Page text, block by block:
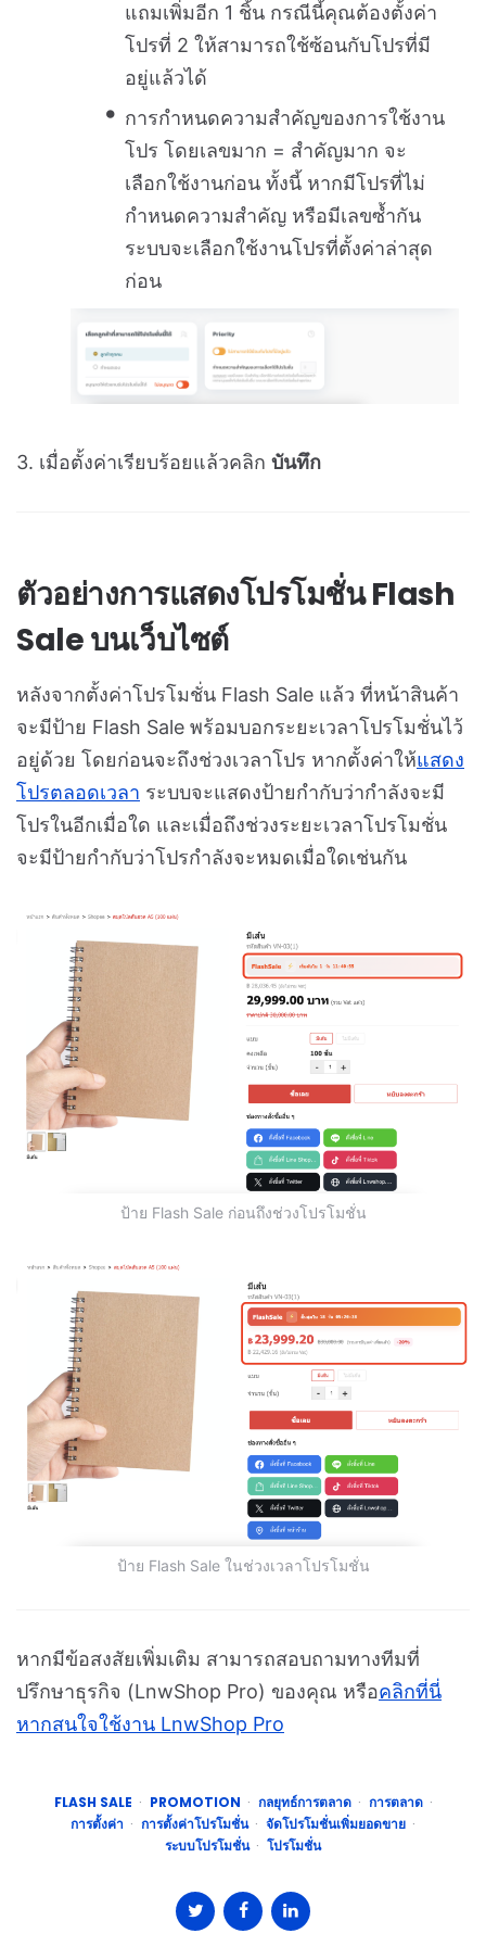
แถมเพิ่มอีก 1 ชิ้น กรณีนี้คุณต้องตั้งค่า
โปรที่ 2 ให้สามารถใช้ซ้อนกับโปรที่มี
อยู่แล้วได้
การกำหนดความสำคัญของการใช้งาน
โปร โดยเลขมาก = สำคัญมาก จะ
เลือกใช้งานก่อน ทั้งนี้ หากมีโปรที่ไม่
กำหนดความสำคัญ หรือมีเลขซ้ำกัน
ระบบจะเลือกใช้งานโปรที่ตั้งค่าล่าสุด
ก่อน
3. เมื่อตั้งค่าเรียบร้อยแล้วคลิก บันทึก
ตัวอย่างการแสดงโปรโมชั่น Flash
Sale บนเว็บไซต์
หลังจากตั้งค่าโปรโมชั่น Flash Sale แล้ว ที่หน้าสินค้า
จะมีป้าย Flash Sale พร้อมบอกระยะเวลาโปรโมชั่นไว้
อยู่ด้วย โดยก่อนจะถึงช่วงเวลาโปร หากตั้งค่าให้แสดง
โปรตลอดเวลา ระบบจะแสดงป้ายกำกับว่ากำลังจะมี
โปรในอีกเมื่อใด และเมื่อถึงช่วงระยะเวลาโปรโมชั่น
จะมีป้ายกำกับว่าโปรกำลังจะหมดเมื่อใดเช่นกัน
ป้าย Flash Sale ก่อนถึงช่วงโปรโมชั่น
ป้าย Flash Sale ในช่วงเวลาโปรโมชั่น
หากมีข้อสงสัยเพิ่มเติม สามารถสอบถามทางทีมที่
ปรึกษาธุรกิจ (LnwShop Pro) ของคุณ หรือคลิกที่นี่
หากสนใจใช้งาน LnwShop Pro
FLASH SALE PROMOTION กลยุทธ์การตลาด
การตลาด
การตั้งค่า
การตั้งค่าโปรโมชั่น
จัดโปรโมชั่นเพิ่มยอดขาย
ระบบโปรโมชั่น
โปรโมชั่น